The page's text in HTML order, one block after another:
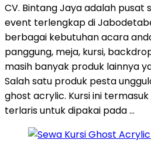
CV. Bintang Jaya adalah pusat
event terlengkap di
berbagai kebutuhan acara
panggung, meja, kursi,
masih banyak produk lainnya
Salah satu produk pesta
ghost acrylic. Kursi ini
terlaris untuk dipakai pada …